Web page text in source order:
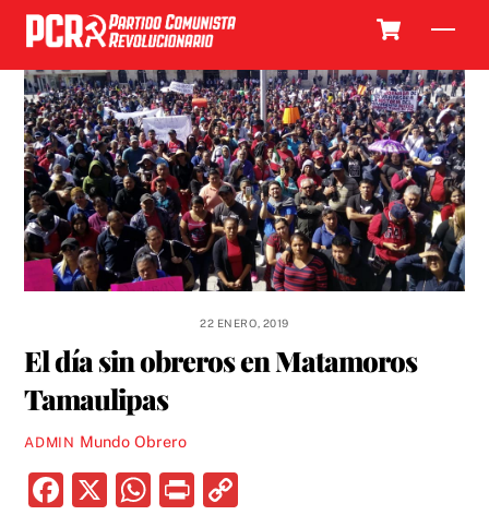
Skip
content
22 ENERO, 2019
El día sin obreros en Matamoros
Tamaulipas
ADMIN Mundo Obrero
F
X
W P